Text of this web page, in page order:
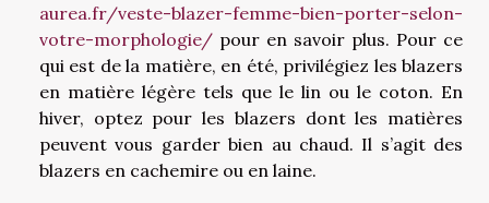
aurea.fr/veste-blazer-femme-bien-porter-selon-
votre-morphologie/ pour en savoir plus. Pour ce
qui est de la matière, en été, privilégiez les blazers
en matière légère tels que le lin ou le coton. En
hiver, optez pour les blazers dont les matières
peuvent vous garder bien au chaud. Il s’agit des
blazers en cachemire ou en laine.